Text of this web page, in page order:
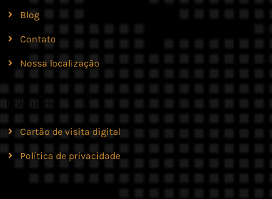
Blog
Contato
Nossa localização
Links úteis
Cartão de visita digital
Política de privacidade